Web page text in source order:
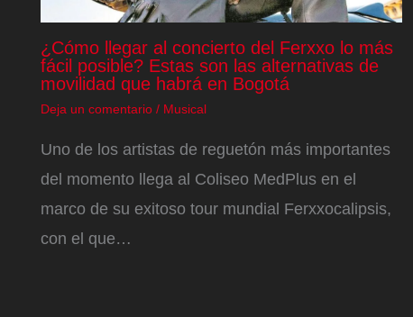
¿Cómo llegar al concierto del Ferxxo lo más
fácil posible? Estas son las alternativas de
movilidad que habrá en Bogotá
Deja un comentario / Musical
Uno de los artistas de reguetón más importantes
del momento llega al Coliseo MedPlus en el
marco de su exitoso tour mundial Ferxxocalipsis,
con el que…